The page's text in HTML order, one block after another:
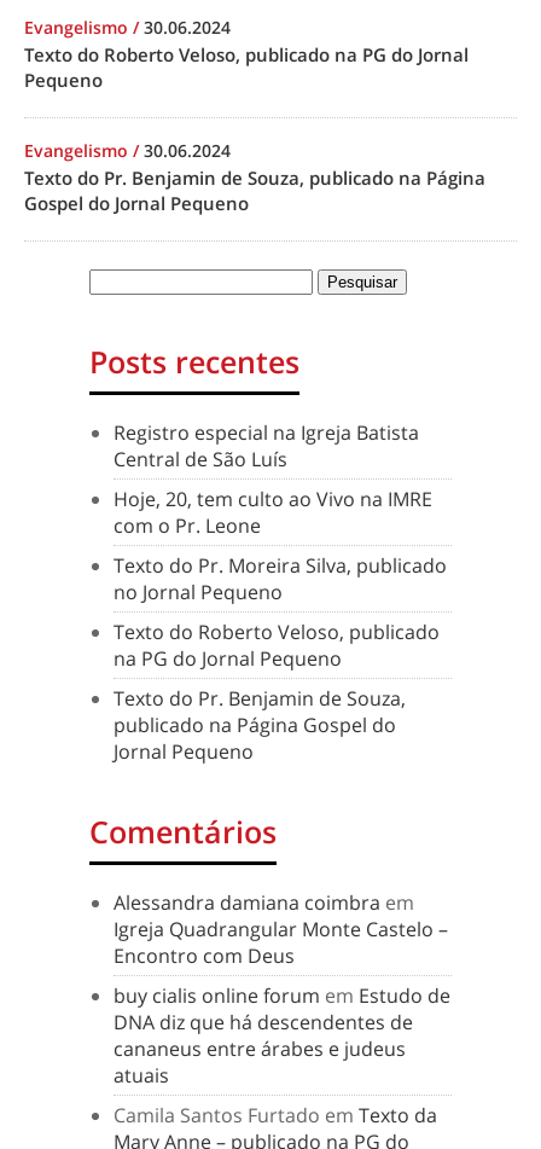
Evangelismo /30.06.2024
Texto do Roberto Veloso, publicado na PG do Jornal
Pequeno
Evangelismo /30.06.2024
Texto do Pr. Benjamin de Souza, publicado na Página
Gospel do Jornal Pequeno
Posts recentes
Registro especial na Igreja Batista
Central de São Luís
Hoje, 20, tem culto ao Vivo na IMRE
com o Pr. Leone
Texto do Pr. Moreira Silva, publicado
no Jornal Pequeno
Texto do Roberto Veloso, publicado
na PG do Jornal Pequeno
Texto do Pr. Benjamin de Souza,
publicado na Página Gospel do
Jornal Pequeno
Comentários
Alessandra damiana coimbra em
Igreja Quadrangular Monte Castelo –
Encontro com Deus
buy cialis online forum em Estudo de
DNA diz que há descendentes de
cananeus entre árabes e judeus
atuais
Camila Santos Furtado em Texto da
Mary Anne – publicado na PG do